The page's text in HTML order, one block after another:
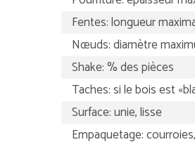
Fentes: longueur
Nœuds: diamètre
Shake: % des pièces
Taches: si le bois est
Surface: unie, lisse
Empaquetage: